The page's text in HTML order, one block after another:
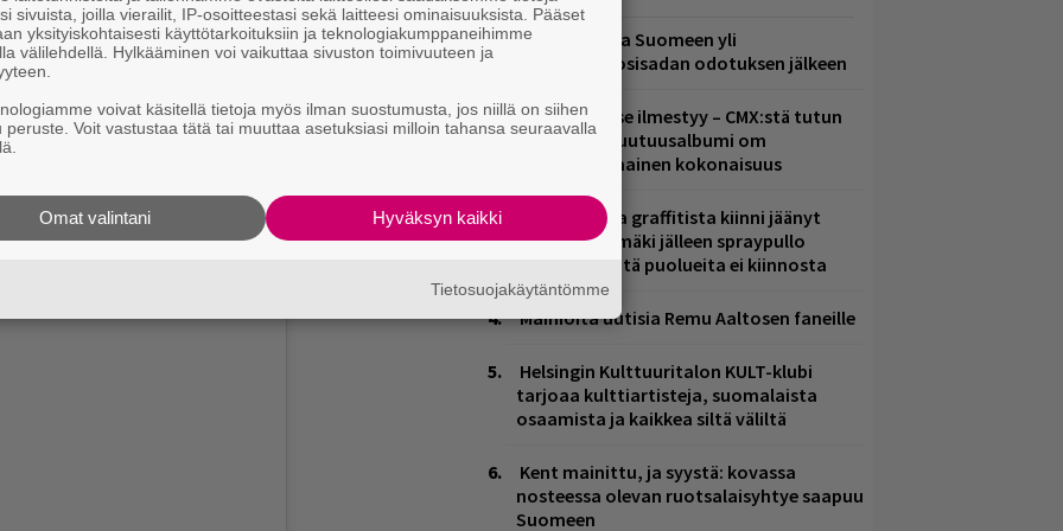
&50 Cent
&Dave
Weezer palaa Suomeen yli
neljännesvuosisadan odotuksen jälkeen
Huomenna se ilmestyy – CMX:stä tutun
A.W. Yrjänän uutuusalbumi om
mammuttimainen kokonaisuus
Laittomasta graffitista kiinni jäänyt
Paavo Arhinmäki jälleen spraypullo
kädessä – näitä puolueita ei kiinnosta
Mainioita uutisia Remu Aaltosen faneille
Helsingin Kulttuuritalon KULT-klubi
tarjoaa kulttiartisteja, suomalaista
osaamista ja kaikkea siltä väliltä
Kent mainittu, ja syystä: kovassa
nosteessa olevan ruotsalaisyhtye saapuu
Suomeen
sivuista, joilla vierailit, IP-osoitteestasi sekä laitteesi ominaisuuksista. Pääset
yksityiskohtaisesti käyttötarkoituksiin ja teknologiakumppaneihimme
välilehdellä. Hylkääminen voi vaikuttaa sivuston toimivuuteen ja
voivat käsitellä tietoja myös ilman suostumusta, jos niillä on siihen
peruste. Voit vastustaa tätä tai muuttaa asetuksiasi milloin tahansa seuraavalla
Hyväksyn kaikki
Omat valintani
Tietosuojakäytäntömme